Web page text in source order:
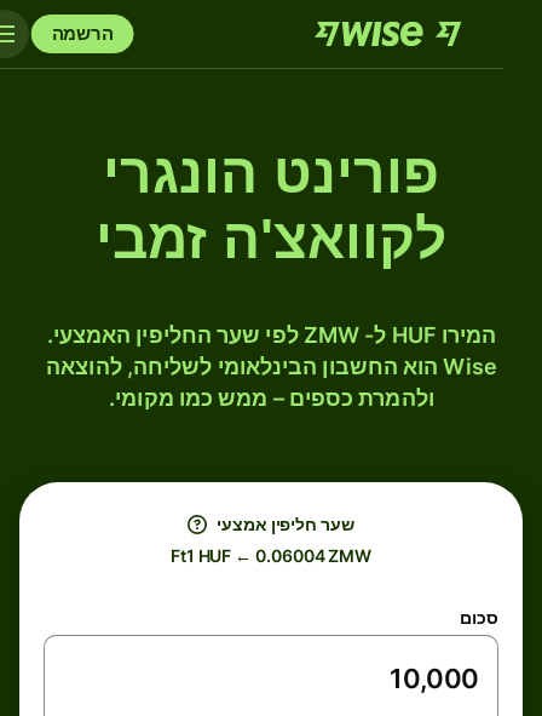
הרשמה
פורינט הונגרי
לקוואצ'ה זמבי
המירו HUF ל- ZMW לפי שער החליפין האמצעי.
Wise הוא החשבון הבינלאומי לשליחה, להוצאה
ולהמרת כספים – ממש כמו מקומי.
שער חליפין אמצעי
Ft1 HUF ← 0.06004 ZMW
סכום